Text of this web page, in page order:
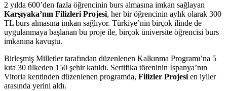
2 yılda 600’den fazla öğrencinin burs almasına imkan sağlayan
Karşıyaka’nın Filizleri Projesi, her bir öğrencinin aylık olarak 300
TL burs almasına imkan sağlıyor. Türkiye’nin birçok ilinde de
uygulanmaya başlanan bu proje ile, birçok üniversite öğrencisi burs
imkanına kavuştu.
Birleşmiş Milletler tarafından düzenlenen Kalkınma Programı’na 5
kıta 30 ülkeden 150 şehir katıldı. Sertifika töreninin İspanya’nın
Vitoria kentinden düzenlenen programda, Filizler Projesi en iyiler
arasında yerini aldı.